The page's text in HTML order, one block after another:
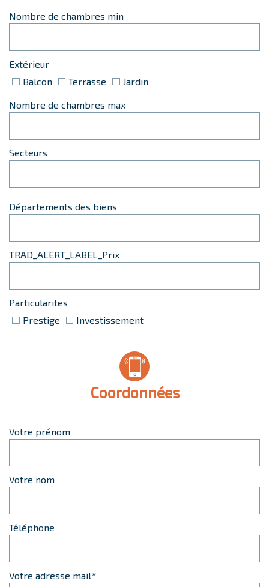
Nombre de chambres min
Extérieur
Balcon
Terrasse Jardin
Nombre de chambres max
Secteurs
Départements des biens
TRAD_ALERT_LABEL_Prix
Particularites
Prestige
Investissement
coordonnées
Votre prénom
Votre nom
Téléphone
Votre adresse mail*